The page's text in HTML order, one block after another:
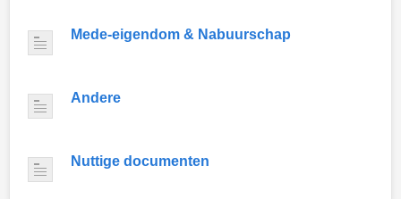
Mede-eigendom & Nabuurschap
Andere
Nuttige documenten